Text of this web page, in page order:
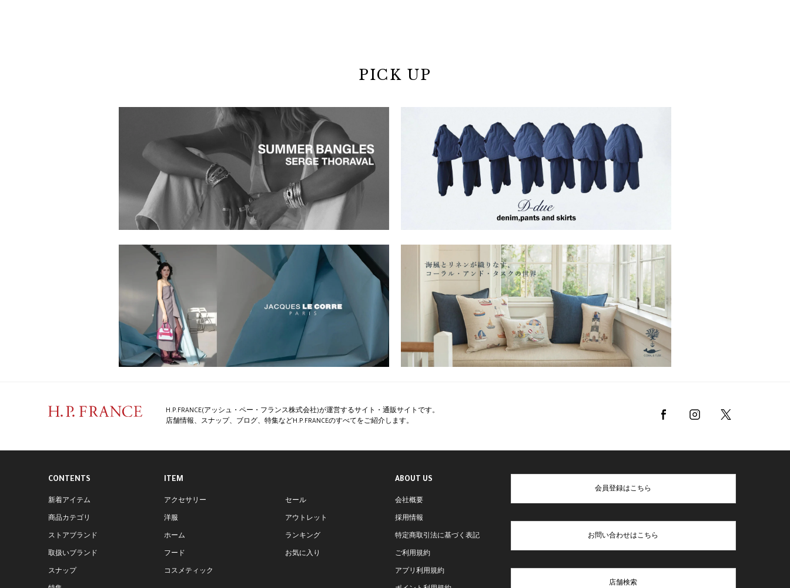
PICK UP
H.P.FRANCE(アッシュ・ペー・フランス株式会社)が運営するサイト・通販サイトです。
店舗情報、スナップ、ブログ、特集などH.P.FRANCEのすべてをご紹介します。
CONTENTS
新着アイテム
商品カテゴリ
ストアブランド
取扱いブランド
スナップ
ITEM
アクセサリー
洋服
ホーム
フード
コスメティック
セール
アウトレット
ランキング
お気に入り
ABOUT US
会社概要
採用情報
特定商取引法に基づく表記
ご利用規約
アプリ利用規約
会員登録はこちら
お問い合わせはこちら
店舗検索